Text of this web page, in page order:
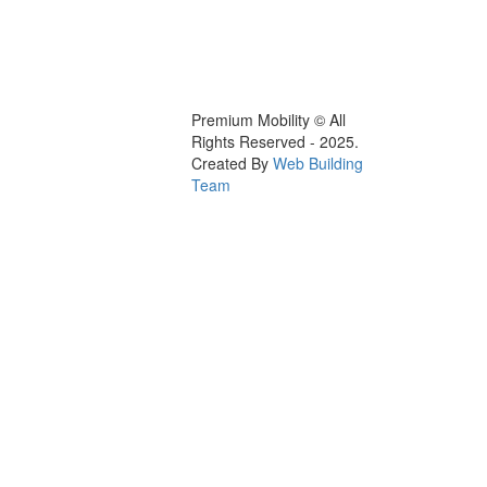
Premium Mobility © All
Rights Reserved - 2025.
Created By Web Building
Team